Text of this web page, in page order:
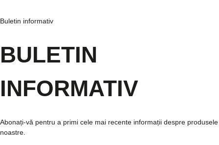
Buletin informativ
BULETIN
INFORMATIV
Abonați-vă pentru a primi cele mai recente informații despre produsele
noastre.